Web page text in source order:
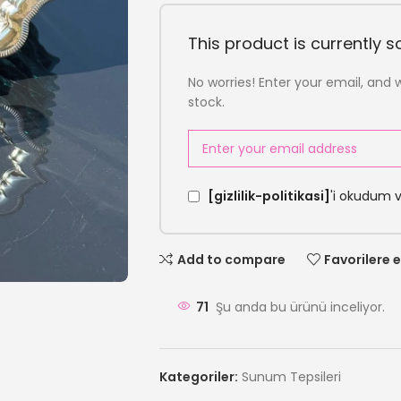
This product is currently
No worries! Enter your email, and
stock.
[gizlilik-politikasi] 'i okudum
Add to compare Favorilere
71 Şu anda bu ürünü inceliyor.
Kategoriler: Sunum Tepsileri